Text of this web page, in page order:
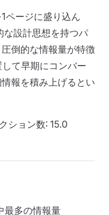
ページに盛り込ん
な設計思想を持つパ
倒的な情報量が特徴
て早期にコンバー
報を積み上げるとい
ション数: 15.0
最多の情報量